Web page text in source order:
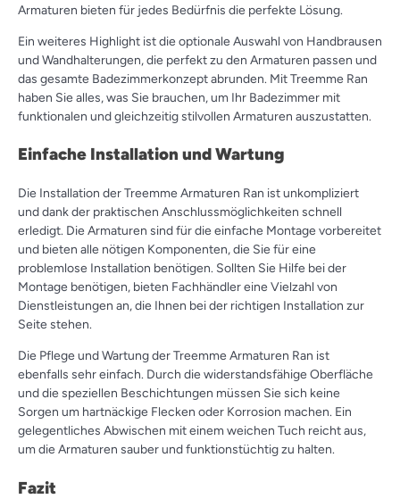
Armaturen bieten für jedes Bedürfnis die perfekte Lösung.
Ein weiteres Highlight ist die optionale Auswahl von Handbrausen
und Wandhalterungen, die perfekt zu den Armaturen passen und
das gesamte Badezimmerkonzept abrunden. Mit Treemme Ran
haben Sie alles, was Sie brauchen, um Ihr Badezimmer mit
funktionalen und gleichzeitig stilvollen Armaturen auszustatten.
Einfache Installation und Wartung
Die Installation der Treemme Armaturen Ran ist unkompliziert
und dank der praktischen Anschlussmöglichkeiten schnell
erledigt. Die Armaturen sind für die einfache Montage vorbereitet
und bieten alle nötigen Komponenten, die Sie für eine
problemlose Installation benötigen. Sollten Sie Hilfe bei der
Montage benötigen, bieten Fachhändler eine Vielzahl von
Dienstleistungen an, die Ihnen bei der richtigen Installation zur
Seite stehen.
Die Pflege und Wartung der Treemme Armaturen Ran ist
ebenfalls sehr einfach. Durch die widerstandsfähige Oberfläche
und die speziellen Beschichtungen müssen Sie sich keine
Sorgen um hartnäckige Flecken oder Korrosion machen. Ein
gelegentliches Abwischen mit einem weichen Tuch reicht aus,
um die Armaturen sauber und funktionstüchtig zu halten.
Fazit